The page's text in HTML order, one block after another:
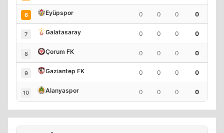
6 Eyüpspor 0 0 0 0
7 Galatasaray 0 0 0 0
8 Çorum FK 0 0 0 0
9 Gaziantep FK 0 0 0 0
10 Alanyaspor 0 0 0 0